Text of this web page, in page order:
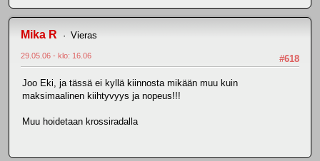
Mika R Vieras
#618
29.05.06 - klo: 16.06
Joo Eki, ja tässä ei kyllä kiinnosta mikään muu kuin
maksimaalinen kiihtyvyys ja nopeus!!!
Muu hoidetaan krossiradalla